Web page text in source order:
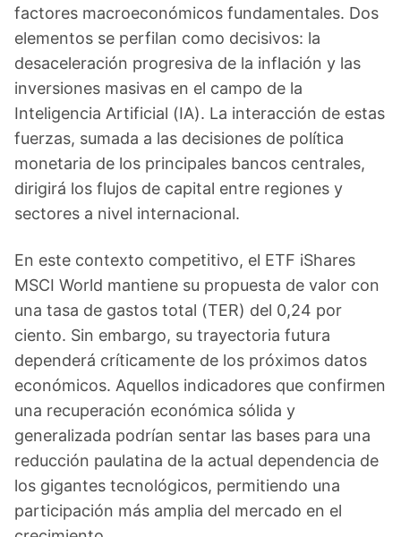
factores macroeconómicos fundamentales. Dos
elementos se perfilan como decisivos: la
desaceleración progresiva de la inflación y las
inversiones masivas en el campo de la
Inteligencia Artificial (IA). La interacción de estas
fuerzas, sumada a las decisiones de política
monetaria de los principales bancos centrales,
dirigirá los flujos de capital entre regiones y
sectores a nivel internacional.
En este contexto competitivo, el ETF iShares
MSCI World mantiene su propuesta de valor con
una tasa de gastos total (TER) del 0,24 por
ciento. Sin embargo, su trayectoria futura
dependerá críticamente de los próximos datos
económicos. Aquellos indicadores que confirmen
una recuperación económica sólida y
generalizada podrían sentar las bases para una
reducción paulatina de la actual dependencia de
los gigantes tecnológicos, permitiendo una
participación más amplia del mercado en el